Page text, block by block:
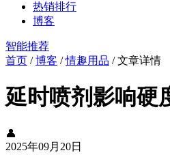
热销排行
博客
智能推荐
首页 /博客 /情趣用品 /文章详情
延时喷剂影响硬
👤
2025年09月20日